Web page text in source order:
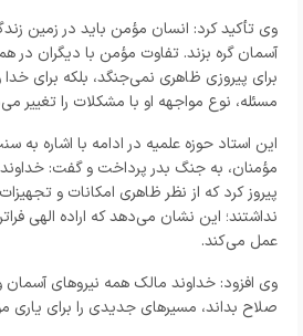
وی تأکید کرد: انسان مؤمن باید در زمین
آسمان گره بزند. تفاوت مؤمن با دیگران در
برای پیروزی ظاهری نمی‌جنگد، بلکه برای
مسئله، نوع مواجهه او با مشکلات را تغییر
این استاد حوزه علمیه در ادامه با اشاره
مؤمنان، به جنگ بدر پرداخت و گفت:
پیروز کرد که از نظر ظاهری امکانات و
نداشتند؛ این نشان می‌دهد که اراده الهی
عمل می‌کند.
وی افزود: خداوند مالک همه نیروهای
صلاح بداند، مسیرهای جدیدی را برای یاری